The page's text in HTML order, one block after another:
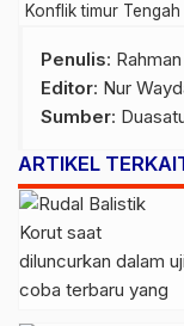
Konflik timur Tengah
Penulis: Rahman
Editor: Nur
Sumber:
ARTIKEL